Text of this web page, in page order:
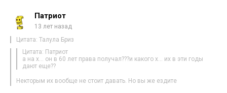
Патриот
13 лет назад
Цитата: Талула Бриз
Цитата: Патриот
а на х… он в 60 лет права получал???и какого х… их в эти годы
дают еще??
Некторым их вообще не стоит давать. Но вы же ездите